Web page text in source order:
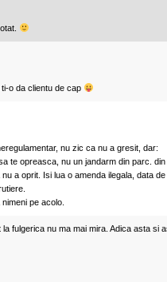
o da clientu de cap
nu zic ca nu a gresit, dar:
te opreasca, nu un jandarm din parc.
a oprit. Isi lua o amenda ilegala, data
pe acolo.
fulgerica nu ma mai mira. Adica asta si